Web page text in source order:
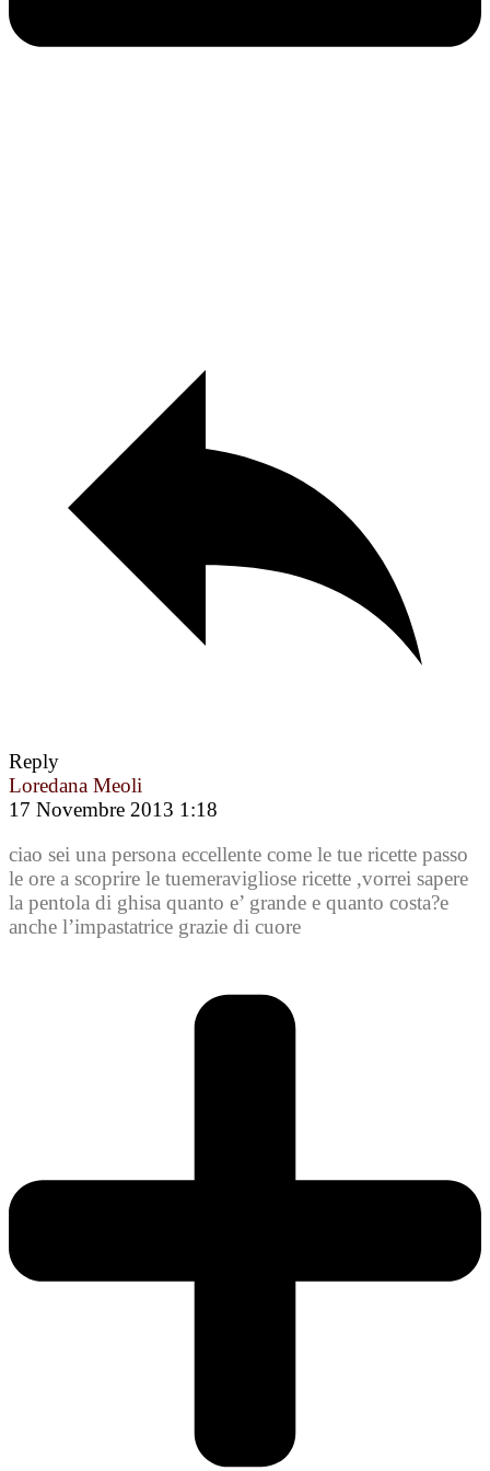
Reply
Loredana Meoli
17 Novembre 2013 1:18
ciao sei una persona eccellente come le tue ricette passo
le ore a scoprire le tuemeravigliose ricette ,vorrei sapere
la pentola di ghisa quanto e’ grande e quanto costa?e
anche l’impastatrice grazie di cuore